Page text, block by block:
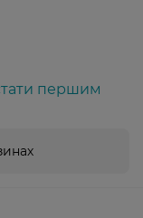
першим